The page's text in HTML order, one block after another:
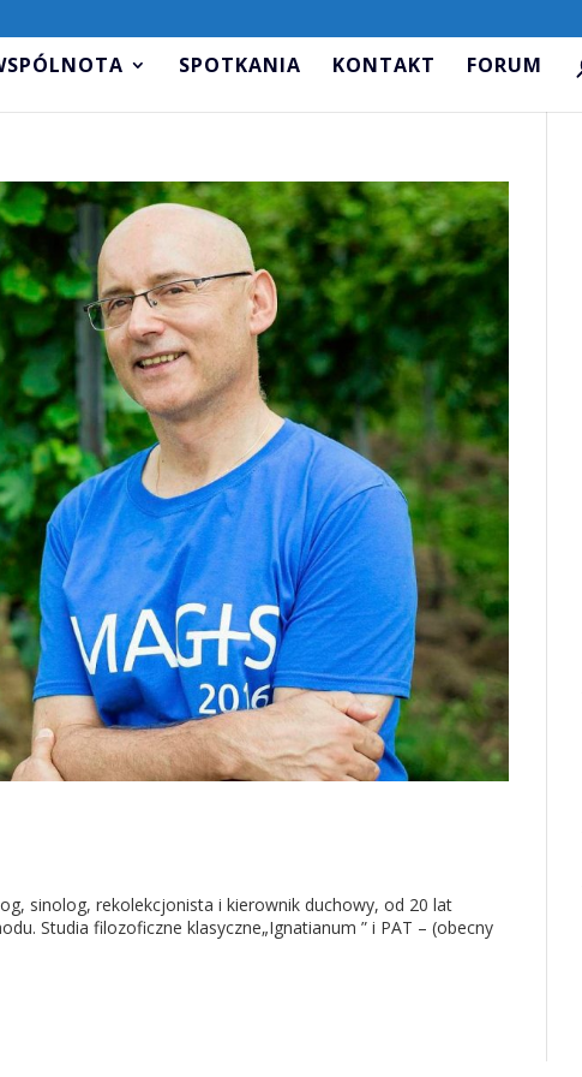
SPOTKANIA KONTAKT FORUM
sinolog, rekolekcjonista i kierownik duchowy, od 20 lat
Studia filozoficzne klasyczne„Ignatianum ” i PAT – (obecny